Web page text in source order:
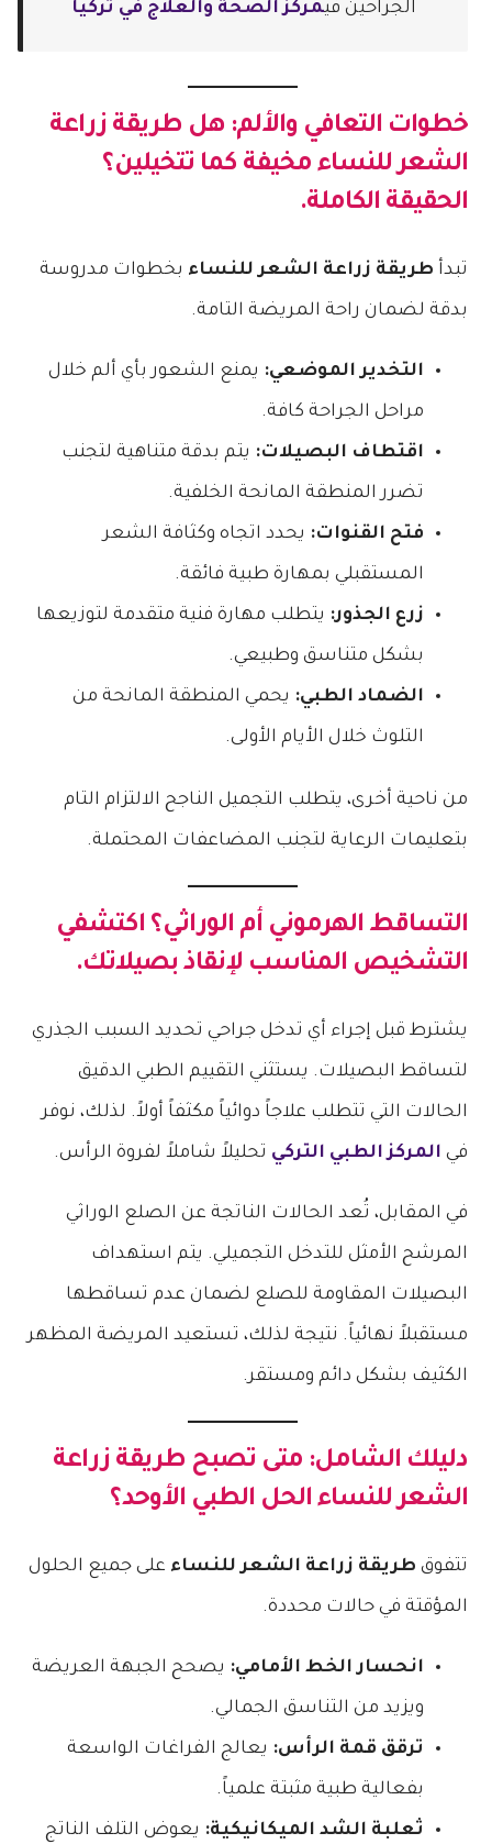
الجراحين فيمركز الصحة والعلاج في تركيا
خطوات التعافي والألم: هل طريقة زراعة
الشعر للنساء مخيفة كما تتخيلين؟
الحقيقة الكاملة.
تبدأ طريقة زراعة الشعر للنساء بخطوات مدروسة
بدقة لضمان راحة المريضة التامة.
التخدير الموضعي: يمنع الشعور بأي ألم خلال
مراحل الجراحة كافة.
اقتطاف البصيلات: يتم بدقة متناهية لتجنب
تضرر المنطقة المانحة الخلفية.
فتح القنوات: يحدد اتجاه وكثافة الشعر
المستقبلي بمهارة طبية فائقة.
زرع الجذور: يتطلب مهارة فنية متقدمة لتوزيعها
بشكل متناسق وطبيعي.
الضماد الطبي: يحمي المنطقة المانحة من
التلوث خلال الأيام الأولى.
من ناحية أخرى، يتطلب التجميل الناجح الالتزام التام
بتعليمات الرعاية لتجنب المضاعفات المحتملة.
التساقط الهرموني أم الوراثي؟ اكتشفي
التشخيص المناسب لإنقاذ بصيلاتك.
يشترط قبل إجراء أي تدخل جراحي تحديد السبب الجذري
لتساقط البصيلات. يستثني التقييم الطبي الدقيق
الحالات التي تتطلب علاجاً دوائياً مكثفاً أولاً. لذلك، نوفر
في المركز الطبي التركي تحليلاً شاملاً لفروة الرأس.
في المقابل، تُعد الحالات الناتجة عن الصلع الوراثي
المرشح الأمثل للتدخل التجميلي. يتم استهداف
البصيلات المقاومة للصلع لضمان عدم تساقطها
مستقبلاً نهائياً. نتيجة لذلك، تستعيد المريضة المظهر
الكثيف بشكل دائم ومستقر.
دليلك الشامل: متى تصبح طريقة زراعة
الشعر للنساء الحل الطبي الأوحد؟
تتفوق طريقة زراعة الشعر للنساء على جميع الحلول
المؤقتة في حالات محددة.
انحسار الخط الأمامي: يصحح الجبهة العريضة
ويزيد من التناسق الجمالي.
ترقق قمة الرأس: يعالج الفراغات الواسعة
بفعالية طبية مثبتة علمياً.
ثعلبة الشد الميكانيكية: يعوض التلف الناتج